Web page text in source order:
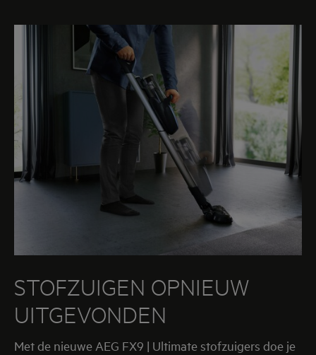
STOFZUIGEN OPNIEUW
UITGEVONDEN
Met de nieuwe AEG FX9 | Ultimate stofzuigers doe je